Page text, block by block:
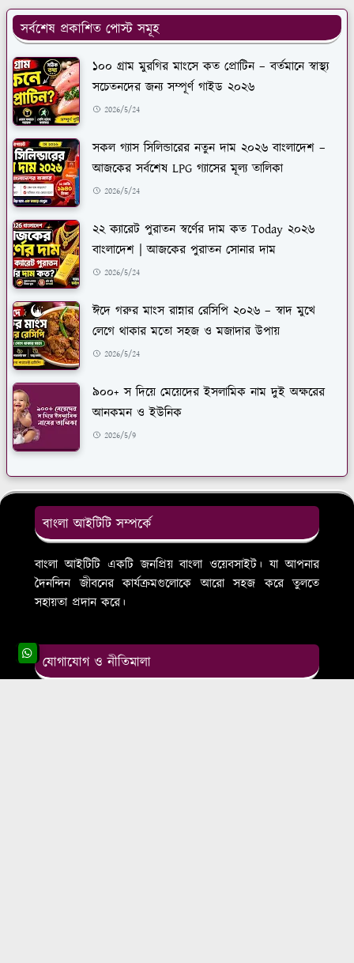
সর্বশেষ প্রকাশিত পোস্ট সমূহ
১০০ গ্রাম মুরগির মাংসে কত প্রোটিন – বর্তমানে স্বাস্থ্য
সচেতনদের জন্য সম্পূর্ণ গাইড ২০২৬
2026/5/24
সকল গ্যাস সিলিন্ডারের নতুন দাম ২০২৬ বাংলাদেশ –
আজকের সর্বশেষ LPG গ্যাসের মূল্য তালিকা
2026/5/24
২২ ক্যারেট পুরাতন স্বর্ণের দাম কত Today ২০২৬
বাংলাদেশ | আজকের পুরাতন সোনার দাম
2026/5/24
ঈদে গরুর মাংস রান্নার রেসিপি ২০২৬ – স্বাদ মুখে
লেগে থাকার মতো সহজ ও মজাদার উপায়
2026/5/24
৯০০+ স দিয়ে মেয়েদের ইসলামিক নাম দুই অক্ষরের
আনকমন ও ইউনিক
2026/5/9
বাংলা আইটিটি সম্পর্কে
বাংলা আইটিটি একটি জনপ্রিয় বাংলা ওয়েবসাইট। যা আপনার
দৈনন্দিন জীবনের কার্যক্রমগুলোকে আরো সহজ করে তুলতে
সহায়তা প্রদান করে।
যোগাযোগ ও নীতিমালা